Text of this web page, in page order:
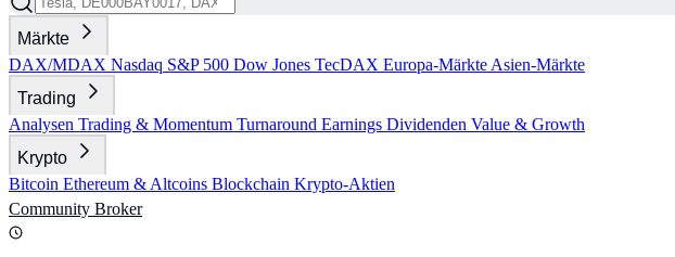
Märkte
DAX/MDAX Nasdaq S&P 500 Dow Jones TecDAX Europa-Märkte Asien-Märkte
Trading
Analysen Trading & Momentum Turnaround Earnings Dividenden Value & Growth
Krypto
Bitcoin Ethereum & Altcoins Blockchain Krypto-Aktien
Community Broker